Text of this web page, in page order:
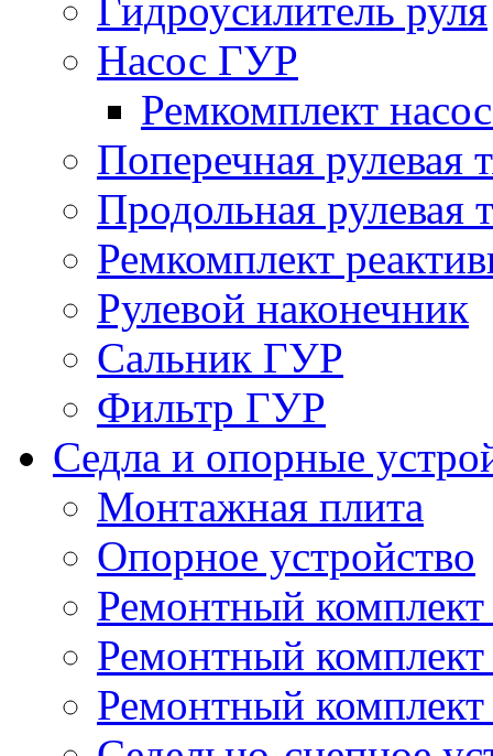
Гидроусилитель руля
Насос ГУР
Ремкомплект
Поперечная рулевая
Продольная рулевая
Ремкомплект
Рулевой наконечник
Сальник ГУР
Фильтр ГУР
Седла и опорные
Монтажная плита
Опорное устройство
Ремонтный комплект
Ремонтный
Ремонтный комплект